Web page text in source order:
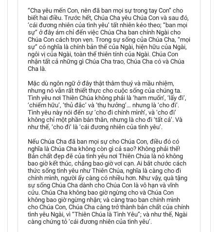
“Cha yêu mến Con, nên đã ban mọi sự trong tay Con” cho
biết hai điều. Trước hết, Chúa Cha yêu Chúa Con và sau đó,
‘cái đương nhiên của tình yêu’ tất nhiên kéo theo; “ban mọi
sự” ở đây ám chỉ đến việc Chúa Cha ban chính Ngài cho
Chúa Con cách trọn vẹn. Trong sự sống của Chúa Cha, “mọi
sự” có nghĩa là chính bản thể của Ngài, hiện hữu của Ngài,
ngôi vị của Ngài, toàn thể thiên tính của Ngài. Chúa Con
nhận tất cả những gì Chúa Cha trao, Chúa Cha có và Chúa
Cha là.
Mặc dù ngôn ngữ ở đây thật thâm thuý và mầu nhiệm,
nhưng nó vẫn rất thiết thực cho cuộc sống của chúng ta.
Tình yêu nơi Thiên Chúa không phải là ‘ham muốn’, ‘lấy đi’,
‘chiếm hữu’, ‘thủ đắc’ và ‘thụ hưởng’… nhưng là ‘cho đi’.
Tình yêu này nói đến sự ‘cho đi chính mình’, và ‘cho đi’
không chỉ một phần bản thân, nhưng là cho đi ‘tất cả’. Và
như thế, ‘cho đi’ là ‘cái đương nhiên của tình yêu’.
Nếu Chúa Cha đã ban mọi sự cho Chúa Con, điều đó có
nghĩa là Chúa Cha không còn gì cả sao? Không phải thế!
Bản chất đẹp đẽ của tình yêu nơi Thiên Chúa là nó không
bao giờ kết thúc, chẳng bao giờ vơi cạn. Ai bắt chước cách
thức sống tình yêu như Thiên Chúa, nghĩa là càng cho đi
chính mình, người ấy càng có nhiều hơn. Như vậy, quà tặng
sự sống Chúa Cha dành cho Chúa Con là vô hạn và vĩnh
cửu. Chúa Cha không bao giờ ngừng cho và Chúa Con
không bao giờ ngừng nhận; và càng trao ban chính mình
cho Chúa Con, Chúa Cha càng trở thành bản chất của chính
tình yêu Ngài, vì “Thiên Chúa là Tình Yêu”; và như thế, Ngài
càng chứng tỏ ‘cái đương nhiên của tình yêu’.